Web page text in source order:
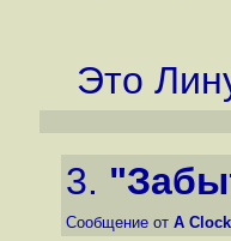
Это
3.
Сообщение от A